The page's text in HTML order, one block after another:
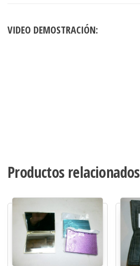
VIDEO DEMOSTRACIÓN:
Productos relacionados